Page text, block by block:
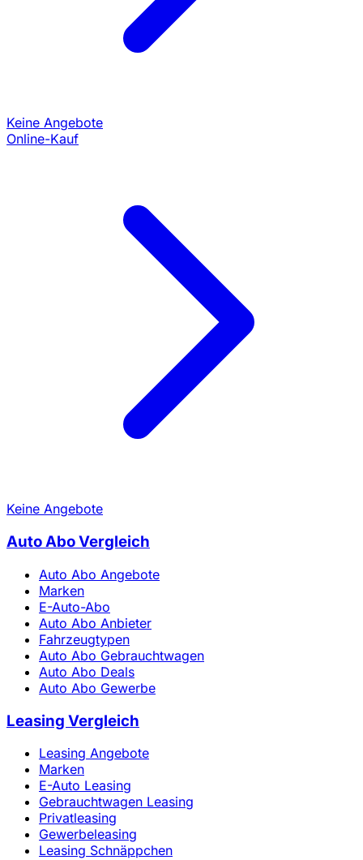
Keine Angebote
Online-Kauf
Keine Angebote
Auto Abo Vergleich
Auto Abo Angebote
Marken
E-Auto-Abo
Auto Abo Anbieter
Fahrzeugtypen
Auto Abo Gebrauchtwagen
Auto Abo Deals
Auto Abo Gewerbe
Leasing Vergleich
Leasing Angebote
Marken
E-Auto Leasing
Gebrauchtwagen Leasing
Privatleasing
Gewerbeleasing
Leasing Schnäppchen